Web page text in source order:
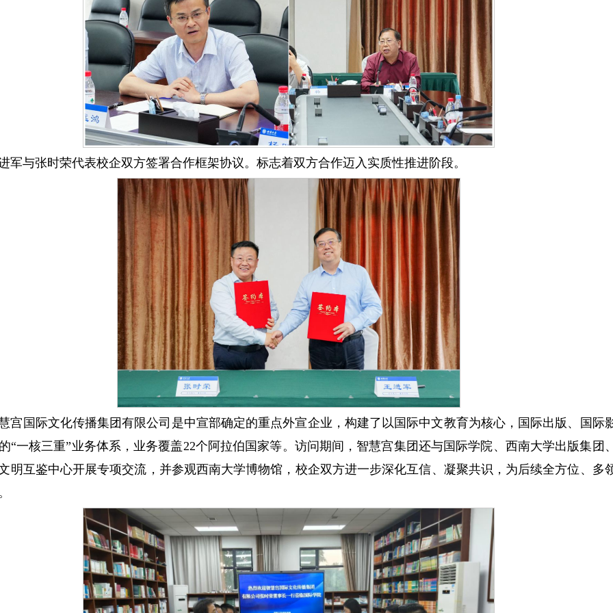
军与张时荣代表校企双方签署合作框架协议。标志着双方合作迈入实质性推进阶段。
宫国际文化传播集团有限公司是中宣部确定的重点外宣企业，构建了以国际中文教育为核心，国际出版、国际
“一核三重”业务体系，业务覆盖22个阿拉伯国家等。访问期间，智慧宫集团还与国际学院、西南大学出版集团
明互鉴中心开展专项交流，并参观西南大学博物馆，校企双方进一步深化互信、凝聚共识，为后续全方位、多